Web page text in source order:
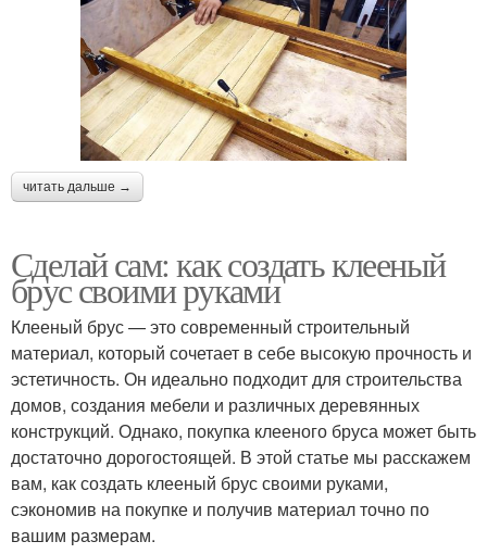
читать дальше →
Сделай сам: как создать клееный
брус своими руками
Клееный брус — это современный строительный
материал, который сочетает в себе высокую прочность и
эстетичность. Он идеально подходит для строительства
домов, создания мебели и различных деревянных
конструкций. Однако, покупка клееного бруса может быть
достаточно дорогостоящей. В этой статье мы расскажем
вам, как создать клееный брус своими руками,
сэкономив на покупке и получив материал точно по
вашим размерам.